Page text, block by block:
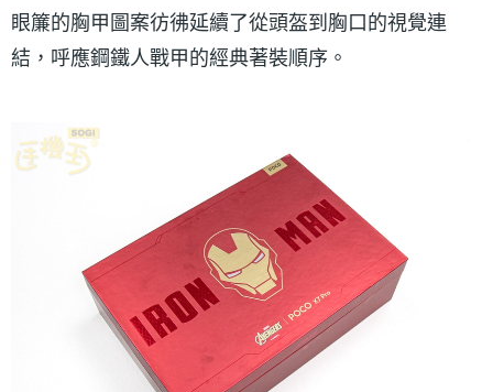
眼簾的胸甲圖案彷彿延續了從頭盔到胸口的視覺連
結，呼應鋼鐵人戰甲的經典著裝順序。